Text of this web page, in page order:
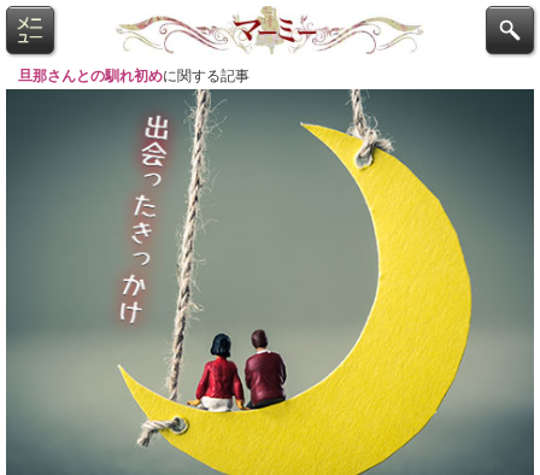
旦那さんとの馴れ初めに関する記事